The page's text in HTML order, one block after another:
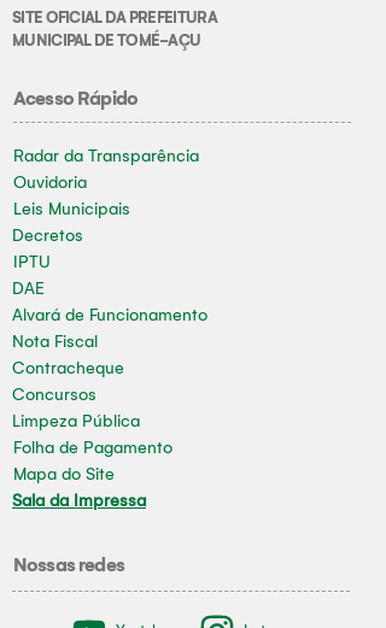
SITE OFICIAL DA PREFEITURA
MUNICIPAL DE TOMÉ-AÇU
Acesso Rápido
Radar da Transparência
Ouvidoria
Leis Municipais
Decretos
IPTU
DAE
Alvará de Funcionamento
Nota Fiscal
Contracheque
Concursos
Limpeza Pública
Folha de Pagamento
Mapa do Site
Sala da Impressa
Nossas redes